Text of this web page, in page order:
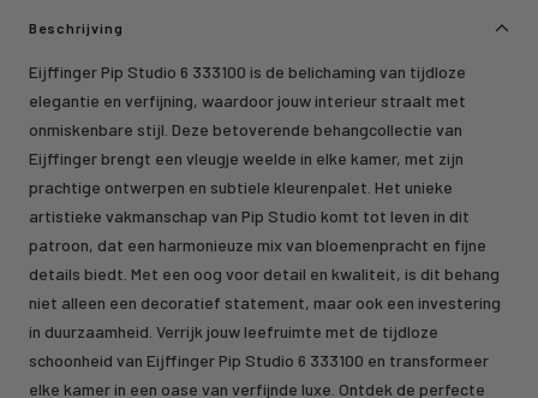
Beschrijving
Eijffinger Pip Studio 6 333100 is de belichaming van tijdloze
elegantie en verfijning, waardoor jouw interieur straalt met
onmiskenbare stijl. Deze betoverende behangcollectie van
Eijffinger brengt een vleugje weelde in elke kamer, met zijn
prachtige ontwerpen en subtiele kleurenpalet. Het unieke
artistieke vakmanschap van Pip Studio komt tot leven in dit
patroon, dat een harmonieuze mix van bloemenpracht en fijne
details biedt. Met een oog voor detail en kwaliteit, is dit behang
niet alleen een decoratief statement, maar ook een investering
in duurzaamheid. Verrijk jouw leefruimte met de tijdloze
schoonheid van Eijffinger Pip Studio 6 333100 en transformeer
elke kamer in een oase van verfijnde luxe. Ontdek de perfecte